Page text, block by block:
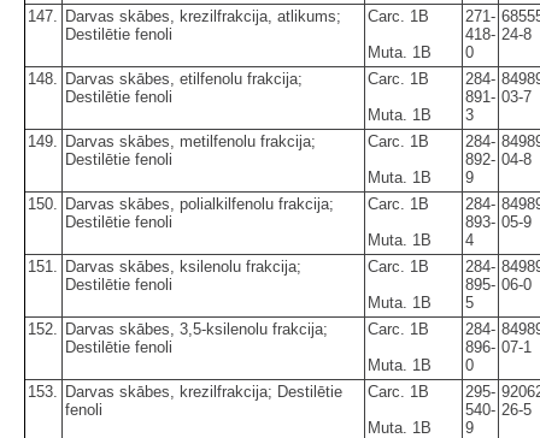
147.
Darvas skābes, krezilfrakcija, atlikums;
Destilētie fenoli
Carc. 1B
Muta. 1B
271-
418-
0
24-8
148.
Darvas skābes, etilfenolu frakcija;
Destilētie fenoli
Carc. 1B
Muta. 1B
284-
891-
3
03-7
149.
Darvas skābes, metilfenolu frakcija;
Destilētie fenoli
Carc. 1B
Muta. 1B
284-
892-
9
04-8
150.
Darvas skābes, polialkilfenolu frakcija;
Destilētie fenoli
Carc. 1B
Muta. 1B
284-
893-
4
05-9
151.
Darvas skābes, ksilenolu frakcija;
Destilētie fenoli
Carc. 1B
Muta. 1B
284-
895-
5
06-0
152.
Darvas skābes, 3,5-ksilenolu frakcija;
Destilētie fenoli
Carc. 1B
Muta. 1B
284-
896-
0
07-1
153.
Darvas skābes, krezilfrakcija; Destilētie
fenoli
Carc. 1B
Muta. 1B
295-
540-
9
26-5